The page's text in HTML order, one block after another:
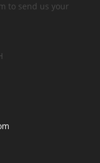
to send us your